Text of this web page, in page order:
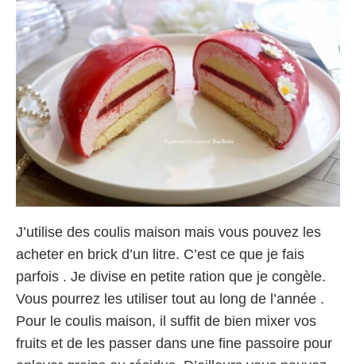
J’utilise des coulis maison mais vous pouvez les
acheter en brick d’un litre. C’est ce que je fais
parfois . Je divise en petite ration que je congèle.
Vous pourrez les utiliser tout au long de l’année .
Pour le coulis maison, il suffit de bien mixer vos
fruits et de les passer dans une fine passoire pour